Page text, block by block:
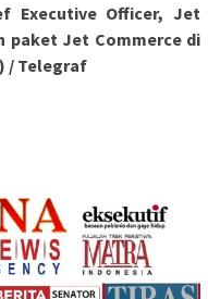
Executive Officer, Jet
paket Jet Commerce di
/ Telegraf